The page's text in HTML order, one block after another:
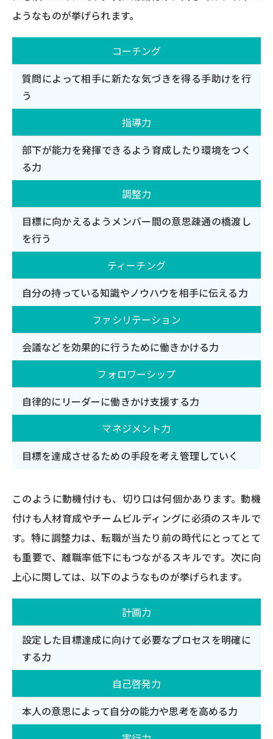
ようなものが挙げられます。
コーチング
質問によって相手に新たな気づきを得る手助けを行
う
指導力
部下が能力を発揮できるよう育成したり環境をつく
る力
調整力
目標に向かえるようメンバー間の意思疎通の橋渡し
を行う
ティーチング
自分の持っている知識やノウハウを相手に伝える力
ファシリテーション
会議などを効果的に行うために働きかける力
フォロワーシップ
自律的にリーダーに働きかけ支援する力
マネジメント力
目標を達成させるための手段を考え管理していく
このように動機付けも、切り口は何個かあります。動機
付けも人材育成やチームビルディングに必須のスキルで
す。特に調整力は、転職が当たり前の時代にとってとて
も重要で、離職率低下にもつながるスキルです。次に向
上心に関しては、以下のようなものが挙げられます。
計画力
設定した目標達成に向けて必要なプロセスを明確に
する力
自己啓発力
本人の意思によって自分の能力や思考を高める力